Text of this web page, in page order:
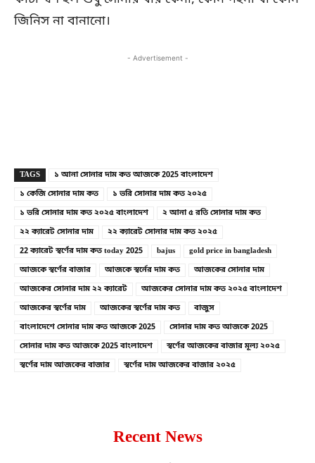
জিনিস না বানানো।
- Advertisement -
TAGS
১ আনা সোনার দাম কত আজকে 2025 বাংলাদেশ
১ কেজি সোনার দাম কত
১ ভরি সোনার দাম কত ২০২৫
১ ভরি সোনার দাম কত ২০২৫ বাংলাদেশ
২ আনা ৫ রতি সোনার দাম কত
২২ ক্যারেট সোনার দাম
২২ ক্যারেট সোনার দাম কত ২০২৫
22 ক্যারেট স্বর্ণের দাম কত today 2025
bajus
gold price in bangladesh
আজকে স্বর্ণের বাজার
আজকে স্বর্নের দাম কত
আজকের সোনার দাম
আজকের সোনার দাম ২২ ক্যারেট
আজকের সোনার দাম কত ২০২৫ বাংলাদেশ
আজকের স্বর্ণের দাম
আজকের স্বর্ণের দাম কত
বাজুস
বাংলাদেশে সোনার দাম কত আজকে 2025
সোনার দাম কত আজকে 2025
সোনার দাম কত আজকে 2025 বাংলাদেশ
স্বর্ণের আজকের বাজার মূল্য ২০২৫
স্বর্ণের দাম আজকের বাজার
স্বর্ণের দাম আজকের বাজার ২০২৫
Recent News